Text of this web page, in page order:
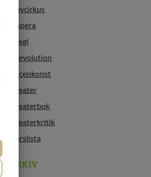
nycirkus
opera
regi
revolution
scenkonst
teater
teaterbok
teaterkritik
årslista
ARKIV